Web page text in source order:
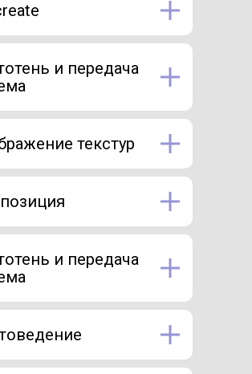
и передача
текстур
и передача